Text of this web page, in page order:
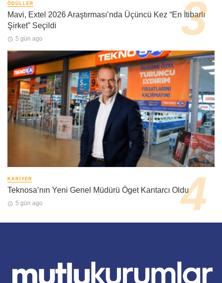
ÖDÜLLER
Mavi, Extel 2026 Araştırması’nda Üçüncü Kez “En İtibarlı
Şirket” Seçildi
5 gün ago
KARIYER
Teknosa’nın Yeni Genel Müdürü Öget Kantarcı Oldu
5 gün ago